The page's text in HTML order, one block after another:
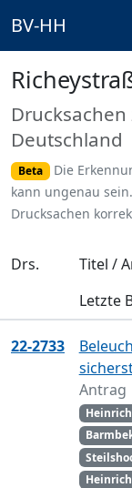
BV-HH
Deutschland
Beta
Die
kann ungenau
Drucksachen
Drs.
Titel /
Letzte
22-2733
Antrag